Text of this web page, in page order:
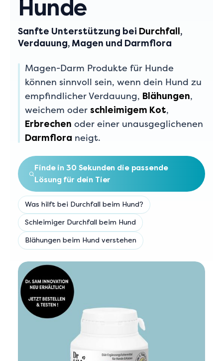
Hunde
Sanfte Unterstützung bei Durchfall ,
Verdauung, Magen und Darmflora
Magen-Darm Produkte für Hunde
können sinnvoll sein, wenn dein Hund zu
empfindlicher Verdauung, Blähungen,
weichem oder schleimigem Kot,
Erbrechen oder einer unausgeglichenen
Darmflora neigt.
Finde in 30 Sekunden die passende
Lösung für dein Tier
Was hilft bei Durchfall beim Hund?
Schleimiger Durchfall beim Hund
Blähungen beim Hund verstehen